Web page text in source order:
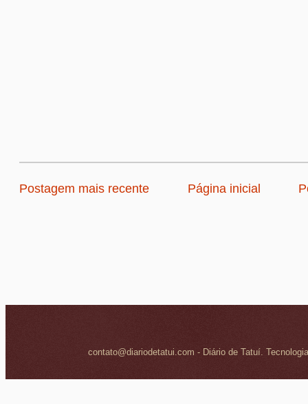
Postagem mais recente Página inicial
contato@diariodetatui.com - Diário de Tatuí.